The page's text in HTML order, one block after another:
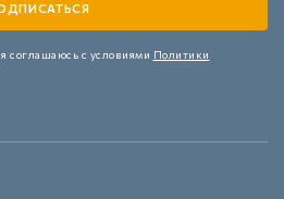
я соглашаюсь с условиями Политики